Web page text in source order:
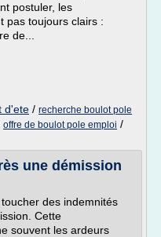
postuler, les
pas toujours clairs :
de...
d'ete / recherche boulot pole
offre de boulot pole emploi /
une démission
des indemnités
Cette
souvent les ardeurs